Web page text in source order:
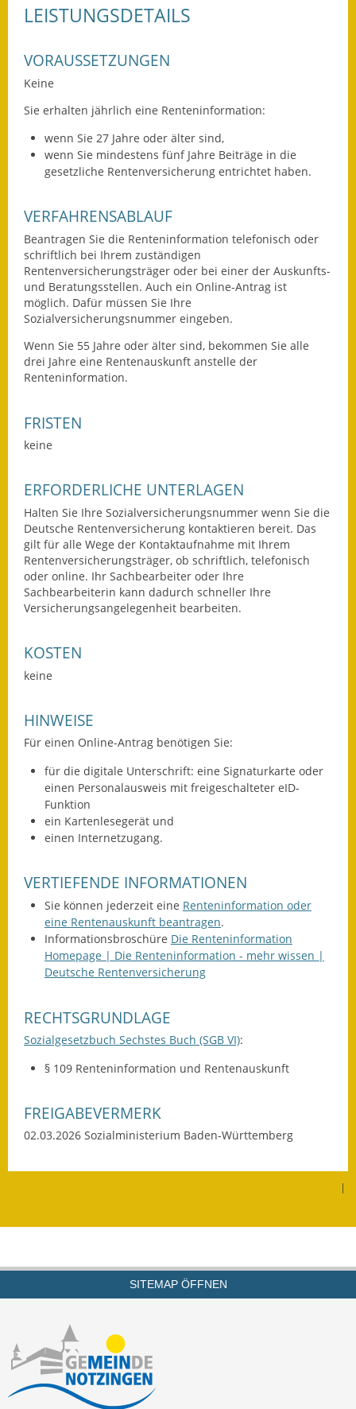
Fundbehörde
Sitzungsberichte 2016
Sitzungsberichte 2017
Sitzungsberichte 2018
Sitzungsberichte 2020
Gemeindeverwaltung
Haushalt & Finanzen
Eröffnungsbilanz
Jahresabschlüsse
Wasserversorgung
Heiraten in Notzingen
Mitarbeiter
Leben
Bauen und Wohnen
Bebauungspläne
Bodenrichtwerte
Gerätehütten
Gutachterausschuss
Mietspiegel
Rückstausicherung von
Bürgerhaus
LEISTUNGSDETAILS
VORAUSSETZUNGEN
Keine
Sie erhalten jährlich eine Renteninformation:
wenn Sie 27 Jahre oder älter sind,
wenn Sie mindestens fünf Jahre Beiträge in die
gesetzliche Rentenversicherung entrichtet haben.
VERFAHRENSABLAUF
Beantragen Sie die Renteninformation telefonisch oder
schriftlich bei Ihrem zuständigen
Rentenversicherungsträger oder bei einer der Auskunfts-
und Beratungsstellen. Auch ein Online-Antrag ist
möglich. Dafür müssen Sie Ihre
Sozialversicherungsnummer eingeben.
Wenn Sie 55 Jahre oder älter sind, bekommen Sie alle
drei Jahre eine Rentenauskunft anstelle der
Renteninformation.
FRISTEN
keine
ERFORDERLICHE UNTERLAGEN
Halten Sie Ihre Sozialversicherungsnummer wenn Sie die
Deutsche Rentenversicherung kontaktieren bereit. Das
gilt für alle Wege der Kontaktaufnahme mit Ihrem
Rentenversicherungsträger, ob schriftlich, telefonisch
oder online. Ihr Sachbearbeiter oder Ihre
Sachbearbeiterin kann dadurch schneller Ihre
Versicherungsangelegenheit bearbeiten.
KOSTEN
keine
HINWEISE
Für einen Online-Antrag benötigen Sie:
für die digitale Unterschrift: eine Signaturkarte oder
einen Personalausweis mit freigeschalteter eID-
Funktion
ein Kartenlesegerät und
einen Internetzugang.
VERTIEFENDE INFORMATIONEN
Sie können jederzeit eine Renteninformation oder
eine Rentenauskunft beantragen.
Informationsbroschüre Die Renteninformation
Homepage | Die Renteninformation - mehr wissen |
Deutsche Rentenversicherung
RECHTSGRUNDLAGE
Sozialgesetzbuch Sechstes Buch (SGB VI):
§ 109 Renteninformation und Rentenauskunft
FREIGABEVERMERK
02.03.2026 Sozialministerium Baden-Württemberg
|
SITEMAP ÖFFNEN